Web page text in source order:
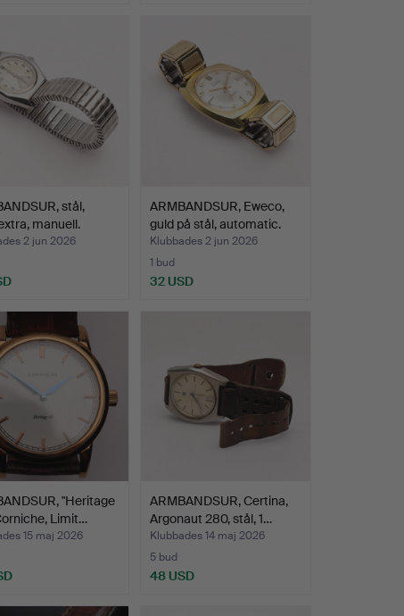
stål,
manuell.
2 jun 2026
ARMBANDSUR, Eweco,
guld på stål, automatic.
Klubbades 2 jun 2026
1 bud
32 USD
"Heritage
Limit…
15 maj 2026
ARMBANDSUR, Certina,
Argonaut 280, stål, 1…
Klubbades 14 maj 2026
5 bud
48 USD